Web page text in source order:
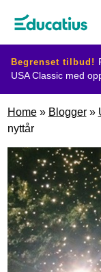
Begrenset tilbud!
USA Classic med
Planlegg
din
utveksling
Home» Blogger»
nyttår